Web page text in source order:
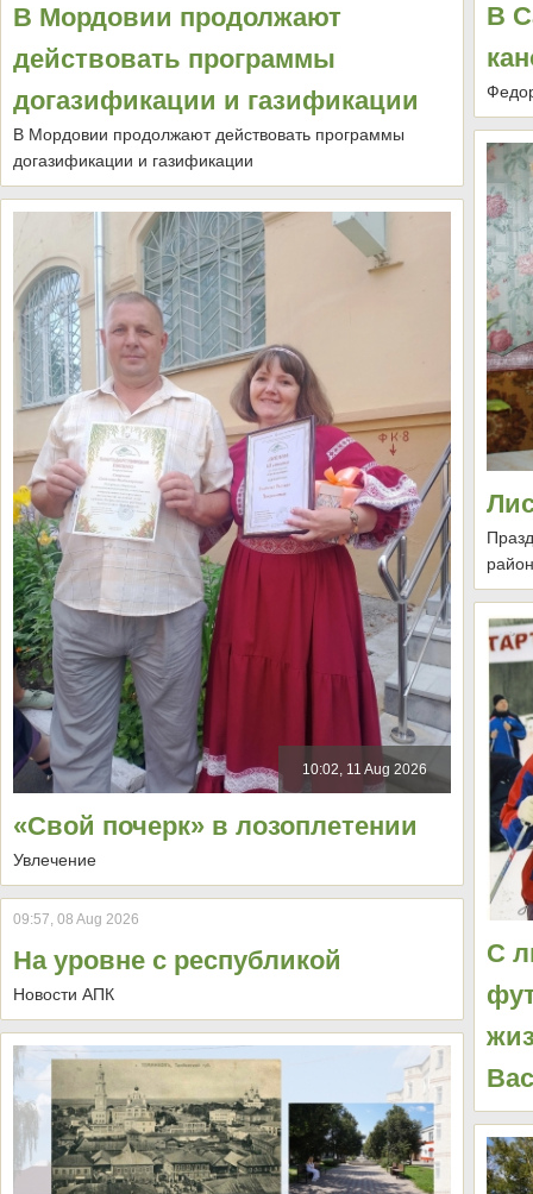
В Мордовии продолжают
действовать программы
догазификации и газификации
В Мордовии продолжают действовать программы
догазификации и газификации
10:02, 11 Aug 2026
«Свой почерк» в лозоплетении
Увлечение
09:57, 08 Aug 2026
На уровне с республикой
Новости АПК
В
С